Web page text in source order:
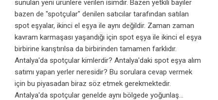
sunulan yeni ürünlere verilen isimdir. Bazen yetkili bayiler
bazen de "spotçular" denilen satıcılar tarafından satılan
spot eşyalar, ikinci el eşya ile aynı değildir. Zaman zaman
kavram karmaşası yaşandığı için spot eşya ile ikinci el eşya
birbirine karıştırılsa da birbirinden tamamen farklıdır.
Antalya'da spotçular kimlerdir? Antalya'daki spot eşya alım
satımı yapan yerler neresidir? Bu sorulara cevap vermek
için bu piyasadan biraz söz etmek gerekmektedir.
Antalya'da spotçular genelde aynı bölgede yoğunlaş...